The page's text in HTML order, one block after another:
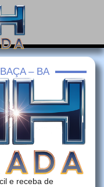
– BA
e receba de